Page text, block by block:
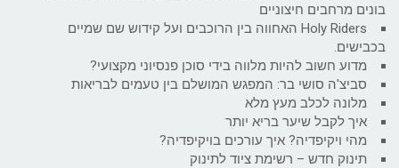
בונים מרחבים חיצוניים
Holy Riders האחווה בין הרוכבים ועל קידוש שם שמיים
בכבישים.
מדוע חשוב להיות מלווה בידי סוכן פנסיוני מקצועי?
סביצ'ה סושי בר: המפגש המושלם בין טעמים לבריאות
מלונה לכלב מעץ מלא
איך לקבל שיער בריא יותר
מהי ויקיפדיה? איך עורכים בויקיפדיה?
תינוק חדש – רשימת ציוד לתינוק